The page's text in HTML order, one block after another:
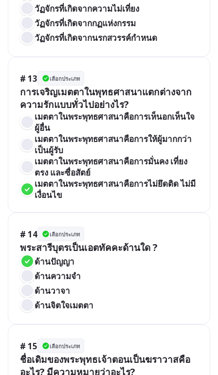
วัฏจักรที่เกิดจากความไม่เที่ยง
วัฏจักรที่เกิดจากกฏแห่งกรรม
วัฏจักรที่เกิดจากนรกสวรรค์กำหนด
# 13 เลือกประเภท
การเจริญเมตตาในพุทธศาสนาแตกต่างจาก
ความรักแบบทั่วไปอย่างไร?
เมตตาในพระพุทธศาสนาคือการเห็นอกเห็นใจ
ผู้อื่น
เมตตาในพระพุทธศาสนาคือการให้ผู้มากกว่า
เป็นผู้รับ
เมตตาในพระพุทธศาสนาคือการมั่นคง เที่ยง
ตรง และซื่อสัตย์
เมตตาในพระพุทธศาสนาคือการไม่ยึดติด ไม่มี
เงื่อนไข
# 14 เลือกประเภท
พระสารีบุตรเป็นเอตทัคคะด้านใด ?
ด้านปัญญา
ด้านความจำ
ด้านวาจา
ด้านจิตใจเมตตา
# 15 เลือกประเภท
ชื่อเดิมของพระพุทธเจ้าตอนเป็นฆราวาสคือ
อะไร? มีความหมายว่าอะไร?